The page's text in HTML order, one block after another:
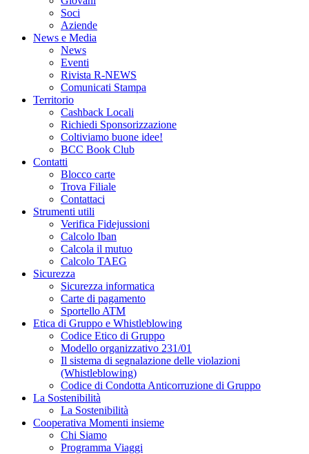
Soci
Aziende
News e Media
News
Eventi
Rivista R-NEWS
Comunicati Stampa
Territorio
Cashback Locali
Richiedi Sponsorizzazione
Coltiviamo buone idee!
BCC Book Club
Contatti
Blocco carte
Trova Filiale
Contattaci
Strumenti utili
Verifica Fidejussioni
Calcolo Iban
Calcola il mutuo
Calcolo TAEG
Sicurezza
Sicurezza informatica
Carte di pagamento
Sportello ATM
Etica di Gruppo e Whistleblowing
Codice Etico di Gruppo
Modello organizzativo 231/01
Il sistema di segnalazione delle violazioni
(Whistleblowing)
Codice di Condotta Anticorruzione di Gruppo
La Sostenibilità
La Sostenibilità
Cooperativa Momenti insieme
Chi Siamo
Programma Viaggi